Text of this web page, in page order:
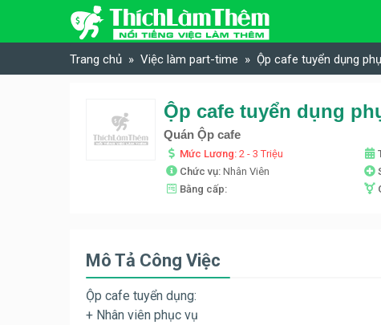
Skip to content
Trang chủ Việc làm part-time Ộp cafe tuyển dụng
Ộp cafe tuyển dụng
Quán Ộp cafe
Mức Lương: 2 - 3 Triệu
Chức vụ: Nhân Viên
Bằng cấp:
Mô Tả Công Việc
Ộp cafe tuyển dụng:
+ Nhân viên phục vụ